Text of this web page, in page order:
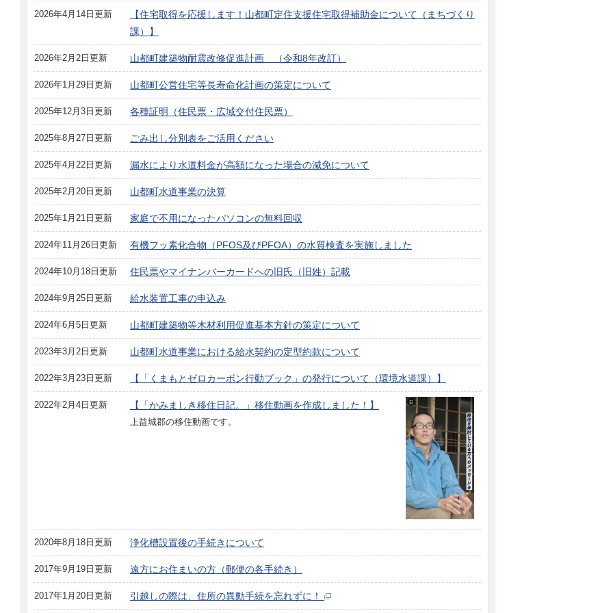
2026年4月14日更新
【住宅取得を応援します！山都町定住支援住宅取得補助金について（まちづくり
課）】
2026年2月2日更新 山都町建築物耐震改修促進計画 （令和8年改訂）
2026年1月29日更新 山都町公営住宅等長寿命化計画の策定について
2025年12月3日更新 各種証明（住民票・広域交付住民票）
2025年8月27日更新 ごみ出し分別表をご活用ください
2025年4月22日更新 漏水により水道料金が高額になった場合の減免について
2025年2月20日更新 山都町水道事業の決算
2025年1月21日更新 家庭で不用になったパソコンの無料回収
2024年11月26日更新 有機フッ素化合物（PFOS及びPFOA）の水質検査を実施しました
2024年10月18日更新 住民票やマイナンバーカードへの旧氏（旧姓）記載
2024年9月25日更新 給水装置工事の申込み
2024年6月5日更新 山都町建築物等木材利用促進基本方針の策定について
2023年3月2日更新 山都町水道事業における給水契約の定型約款について
2022年3月23日更新 【「くまもとゼロカーボン行動ブック」の発行について（環境水道課）】
2022年2月4日更新 【「かみましき移住日記。」移住動画を作成しました！】
上益城郡の移住動画です。
2020年8月18日更新 浄化槽設置後の手続きについて
2017年9月19日更新 遠方にお住まいの方（郵便の各手続き）
2017年1月20日更新 引越しの際は、住所の異動手続を忘れずに！